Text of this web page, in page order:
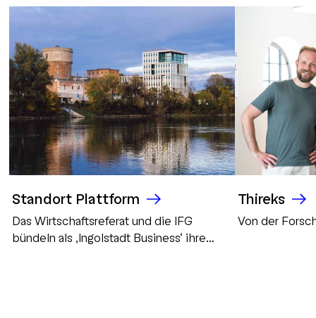
Standort Plattform
Das Wirtschaftsreferat und die IFG
bündeln als ‚Ingolstadt Business‘ ihre
Thireks
Von der